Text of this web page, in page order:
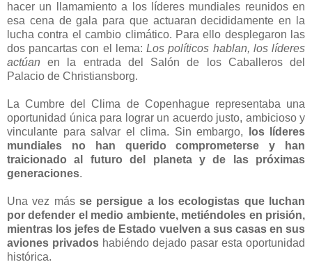
hacer un llamamiento a los líderes mundiales reunidos en
esa cena de gala para que actuaran decididamente en la
lucha contra el cambio climático. Para ello desplegaron las
dos pancartas con el lema:Los políticos hablan, los líderes
actúan en la entrada del Salón de los Caballeros del
Palacio de Christiansborg.
La Cumbre del Clima de Copenhague representaba una
oportunidad única para lograr un acuerdo justo, ambicioso y
vinculante para salvar el clima. Sin embargo,
los líderes
mundiales no han querido comprometerse y han
traicionado al futuro del planeta y de las próximas
generaciones.
Una vez más se persigue a los ecologistas que luchan
por defender el medio ambiente, metiéndoles en prisión,
mientras los jefes de Estado vuelven a sus casas en sus
aviones privados habiéndo dejado pasar esta oportunidad
histórica.